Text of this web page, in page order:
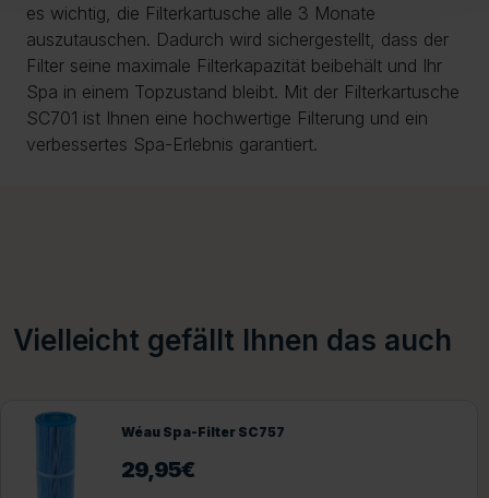
es wichtig, die Filterkartusche alle 3 Monate
auszutauschen. Dadurch wird sichergestellt, dass der
Filter seine maximale Filterkapazität beibehält und Ihr
Spa in einem Topzustand bleibt. Mit der Filterkartusche
SC701 ist Ihnen eine hochwertige Filterung und ein
verbessertes Spa-Erlebnis garantiert.
Vielleicht gefällt Ihnen das auch
Wéau Spa-Filter SC757
29,95€